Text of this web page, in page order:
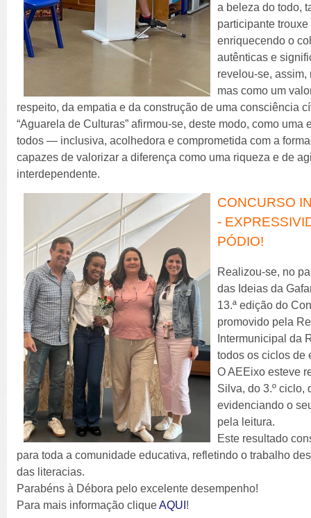
a beleza do todo,
participante
enriquecendo o
autênticas e
revelou-se,
mas como um
respeito, da empatia e da construção de uma consciência
“Aguarela de Culturas” afirmou-se, deste modo, como
todos — inclusiva, acolhedora e comprometida com a
capazes de valorizar a diferença como uma riqueza e de
interdependente.
CONCURSO
-
PÓDIO!
Realizou-se, no
das Ideias da
13.ª edição do
promovido pela
Intermunicipal da
todos os ciclos de
O AEEixo esteve
Silva, do 3.º ciclo,
evidenciando o
pela leitura.
Este resultado
para toda a comunidade educativa, refletindo o trabalho
das literacias.
Parabéns à Débora pelo excelente desempenho!
Para mais informação cliqueAQUI !